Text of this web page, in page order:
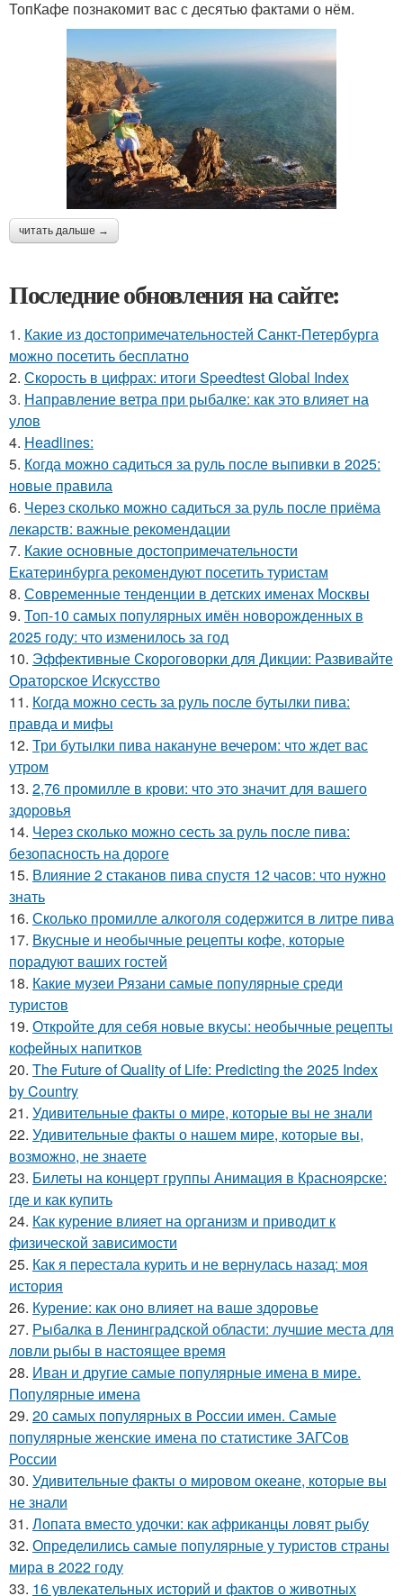
ТопКафе познакомит вас с десятью фактами о нём.
читать дальше →
Последние обновления на сайте:
1. Какие из достопримечательностей Санкт-Петербурга
можно посетить бесплатно
2. Скорость в цифрах: итоги Speedtest Global Index
3. Направление ветра при рыбалке: как это влияет на
улов
4. Headlines:
5. Когда можно садиться за руль после выпивки в 2025:
новые правила
6. Через сколько можно садиться за руль после приёма
лекарств: важные рекомендации
7. Какие основные достопримечательности
Екатеринбурга рекомендуют посетить туристам
8. Современные тенденции в детских именах Москвы
9. Топ-10 самых популярных имён новорожденных в
2025 году: что изменилось за год
10. Эффективные Скороговорки для Дикции: Развивайте
Ораторское Искусство
11. Когда можно сесть за руль после бутылки пива:
правда и мифы
12. Три бутылки пива накануне вечером: что ждет вас
утром
13. 2,76 промилле в крови: что это значит для вашего
здоровья
14. Через сколько можно сесть за руль после пива:
безопасность на дороге
15. Влияние 2 стаканов пива спустя 12 часов: что нужно
знать
16. Сколько промилле алкоголя содержится в литре пива
17. Вкусные и необычные рецепты кофе, которые
порадуют ваших гостей
18. Какие музеи Рязани самые популярные среди
туристов
19. Откройте для себя новые вкусы: необычные рецепты
кофейных напитков
20. The Future of Quality of Life: Predicting the 2025 Index
by Country
21. Удивительные факты о мире, которые вы не знали
22. Удивительные факты о нашем мире, которые вы,
возможно, не знаете
23. Билеты на концерт группы Анимация в Красноярске:
где и как купить
24. Как курение влияет на организм и приводит к
физической зависимости
25. Как я перестала курить и не вернулась назад: моя
история
26. Курение: как оно влияет на ваше здоровье
27. Рыбалка в Ленинградской области: лучшие места для
ловли рыбы в настоящее время
28. Иван и другие самые популярные имена в мире.
Популярные имена
29. 20 самых популярных в России имен. Самые
популярные женские имена по статистике ЗАГСов
России
30. Удивительные факты о мировом океане, которые вы
не знали
31. Лопата вместо удочки: как африканцы ловят рыбу
32. Определились самые популярные у туристов страны
мира в 2022 году
33. 16 увлекательных историй и фактов о животных